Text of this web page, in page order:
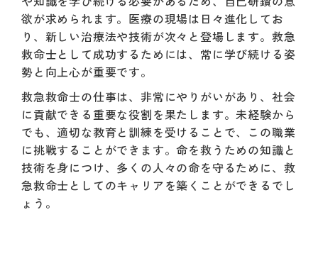
欲が求められます。医療の現場は日々進化してお
り、新しい治療法や技術が次々と登場します。救急
救命士として成功するためには、常に学び続ける姿
勢と向上心が重要です。
救急救命士の仕事は、非常にやりがいがあり、社会
に貢献できる重要な役割を果たします。未経験から
でも、適切な教育と訓練を受けることで、この職業
に挑戦することができます。命を救うための知識と
技術を身につけ、多くの人々の命を守るために、救
急救命士としてのキャリアを築くことができるでし
ょう。